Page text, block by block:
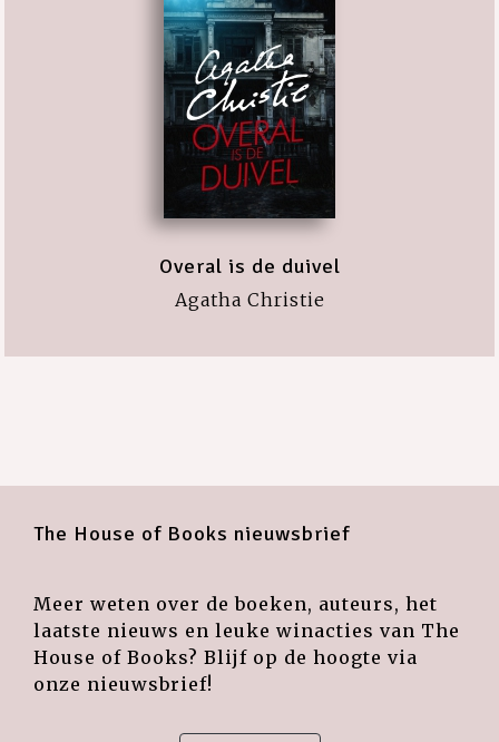
Overal is de duivel
Agatha Christie
The House of Books nieuwsbrief
Meer weten over de boeken, auteurs, het
laatste nieuws en leuke winacties van The
House of Books? Blijf op de hoogte via
onze nieuwsbrief!